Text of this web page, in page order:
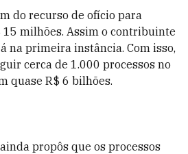
do recurso de ofício para
15 milhões. Assim o contribuinte
na primeira instância. Com isso,
cerca de 1.000 processos no
quase R$ 6 bilhões.
propôs que os processos